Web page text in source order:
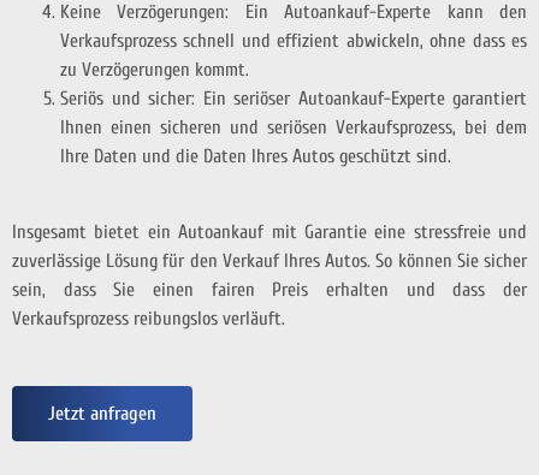
Keine Verzögerungen: Ein Autoankauf-Experte kann den
Verkaufsprozess schnell und effizient abwickeln, ohne dass es
zu Verzögerungen kommt.
Seriös und sicher: Ein seriöser Autoankauf-Experte garantiert
Ihnen einen sicheren und seriösen Verkaufsprozess, bei dem
Ihre Daten und die Daten Ihres Autos geschützt sind.
Insgesamt bietet ein Autoankauf mit Garantie eine stressfreie und
zuverlässige Lösung für den Verkauf Ihres Autos. So können Sie sicher
sein, dass Sie einen fairen Preis erhalten und dass der
Verkaufsprozess reibungslos verläuft.
Jetzt anfragen